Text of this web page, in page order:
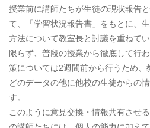
授業前に講師たちが生徒の現状報告
て、「学習状況報告書」をもとに、
方法について教室長と討議を重ねて
限らず、普段の授業から徹底して行
策については2週間前から行うため
どのデータの他に他校の生徒からの
す。
このように意見交換・情報共有させ